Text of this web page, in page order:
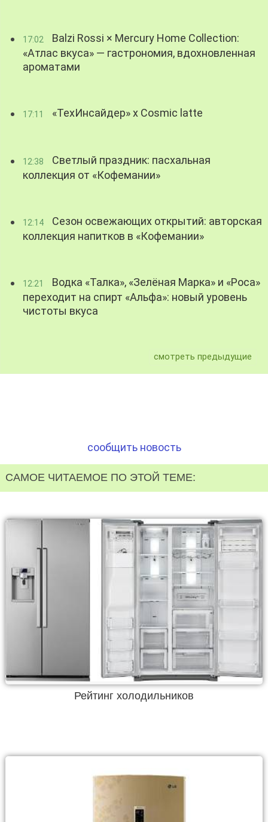
17:02
Balzi Rossi × Mercury Home Collection:
«Атлас вкуса» — гастрономия, вдохновленная
ароматами
17:11 «ТехИнсайдер» х Cosmic latte
12:38
Светлый праздник: пасхальная
коллекция от «Кофемании»
12:14
Сезон освежающих открытий: авторская
коллекция напитков в «Кофемании»
12:21
Водка «Талка», «Зелёная Марка» и «Роса»
переходит на спирт «Альфа»: новый уровень
чистоты вкуса
смотреть предыдущие
сообщить новость
САМОЕ ЧИТАЕМОЕ ПО ЭТОЙ ТЕМЕ:
Рейтинг холодильников